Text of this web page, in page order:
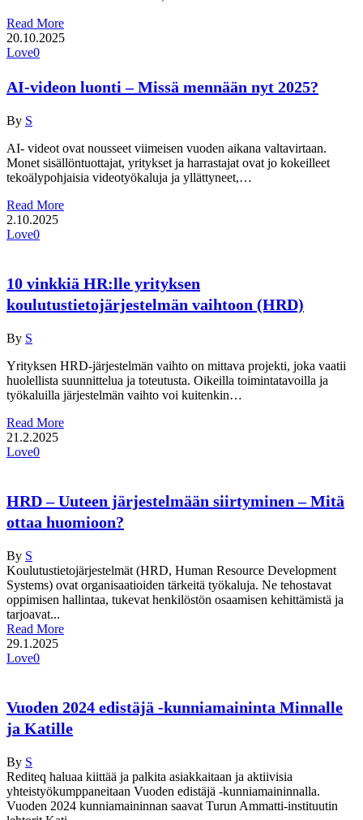
Read More
20.10.2025
Love0
AI-videon luonti – Missä mennään nyt 2025?
By S
AI- videot ovat nousseet viimeisen vuoden aikana valtavirtaan.
Monet sisällöntuottajat, yritykset ja harrastajat ovat jo kokeilleet
tekoälypohjaisia videotyökaluja ja yllättyneet,…
Read More
2.10.2025
Love0
10 vinkkiä HR:lle yrityksen
koulutustietojärjestelmän vaihtoon (HRD)
By S
Yrityksen HRD-järjestelmän vaihto on mittava projekti, joka vaatii
huolellista suunnittelua ja toteutusta. Oikeilla toimintatavoilla ja
työkaluilla järjestelmän vaihto voi kuitenkin…
Read More
21.2.2025
Love0
HRD – Uuteen järjestelmään siirtyminen – Mitä
ottaa huomioon?
By S
Koulutustietojärjestelmät (HRD, Human Resource Development
Systems) ovat organisaatioiden tärkeitä työkaluja. Ne tehostavat
oppimisen hallintaa, tukevat henkilöstön osaamisen kehittämistä ja
tarjoavat...
Read More
29.1.2025
Love0
Vuoden 2024 edistäjä -kunniamaininta Minnalle
ja Katille
By S
Rediteq haluaa kiittää ja palkita asiakkaitaan ja aktiivisia
yhteistyökumppaneitaan Vuoden edistäjä -kunniamaininnalla.
Vuoden 2024 kunniamaininnan saavat Turun Ammatti-instituutin